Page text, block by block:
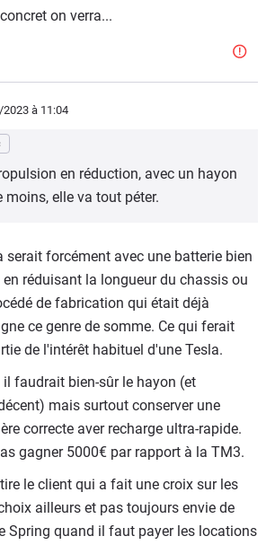
on verra...
2023 à 11:04
en réduction, avec un hayon
moins, elle va tout péter.
serait forcément avec une batterie bien
réduisant la longueur du chassis ou
de fabrication qui était déjà
ce genre de somme. Ce qui ferait
de l'intérêt habituel d'une Tesla.
faudrait bien-sûr le hayon (et
mais surtout conserver une
correcte aver recharge ultra-rapide.
gagner 5000€ par rapport à la TM3.
le client qui a fait une croix sur les
ailleurs et pas toujours envie de
Spring quand il faut payer les locations